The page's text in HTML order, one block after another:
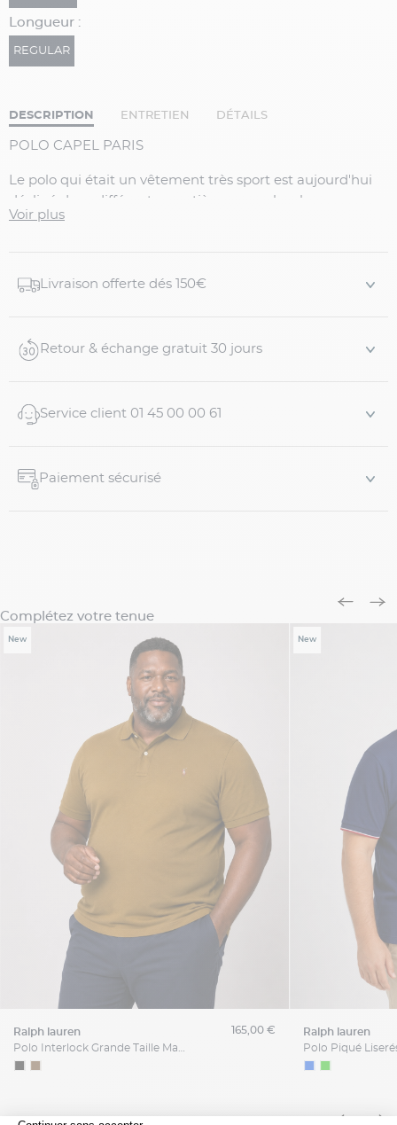
Longueur :
REGULAR
DESCRIPTION ENTRETIEN DÉTAILS
POLO CAPEL PARIS
Le polo qui était un vêtement très sport est aujourd'hui
décliné dans différentes matières, manches longues ou
manches courtes.. pour devenir un vêtement idéal pour
Proposé en manches longues, le polo en 100% coton, a
été conçu dans un coton respirant et agréable au porter.
la patte de boutonnage lui offre un côté mode. Il reste
pour autant très sobre avec son coloris marine...
Voir plus
Livraison offerte dés 150€
Retour & échange gratuit 30 jours
Service client 01 45 00 00 61
Paiement sécurisé
Complétez votre tenue
New
ralph lauren
165,00 €
New
ralph lauren